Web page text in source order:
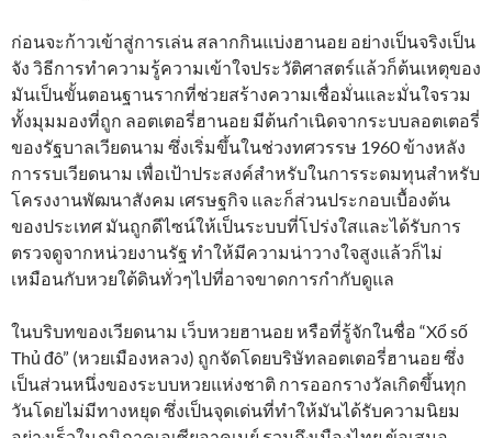
ก่อนจะก้าวเข้าสู่การเล่น สลากกินแบ่งฮานอย อย่างเป็นจริงเป็น
จัง วิธีการทำความรู้ความเข้าใจประวัติศาสตร์แล้วก็ต้นเหตุของ
มันเป็นขั้นตอนฐานรากที่ช่วยสร้างความเชื่อมั่นและมั่นใจรวม
ทั้งมุมมองที่ถูก ลอตเตอรี่ฮานอย มีต้นกำเนิดจากระบบลอตเตอรี่
ของรัฐบาลเวียดนาม ซึ่งเริ่มขึ้นในช่วงทศวรรษ 1960 ข้างหลัง
การรบเวียดนาม เพื่อเป้าประสงค์สำหรับในการระดมทุนสำหรับ
โครงงานพัฒนาสังคม เศรษฐกิจ และก็ส่วนประกอบเบื้องต้น
ของประเทศ มันถูกดีไซน์ให้เป็นระบบที่โปร่งใสและได้รับการ
ตรวจดูจากหน่วยงานรัฐ ทำให้มีความน่าวางใจสูงแล้วก็ไม่
เหมือนกับหวยใต้ดินทั่วๆไปที่อาจขาดการกำกับดูแล
ในบริบทของเวียดนาม เว็บหวยฮานอย หรือที่รู้จักในชื่อ “Xổ số
Thủ đô” (หวยเมืองหลวง) ถูกจัดโดยบริษัทลอตเตอรี่ฮานอย ซึ่ง
เป็นส่วนหนึ่งของระบบหวยแห่งชาติ การออกรางวัลเกิดขึ้นทุก
วันโดยไม่มีทางหยุด ซึ่งเป็นจุดเด่นที่ทำให้มันได้รับความนิยม